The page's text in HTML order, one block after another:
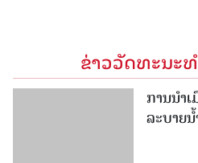
ຂ່າວວັດທະນະ
ການນໍາ
ລະບາຍ